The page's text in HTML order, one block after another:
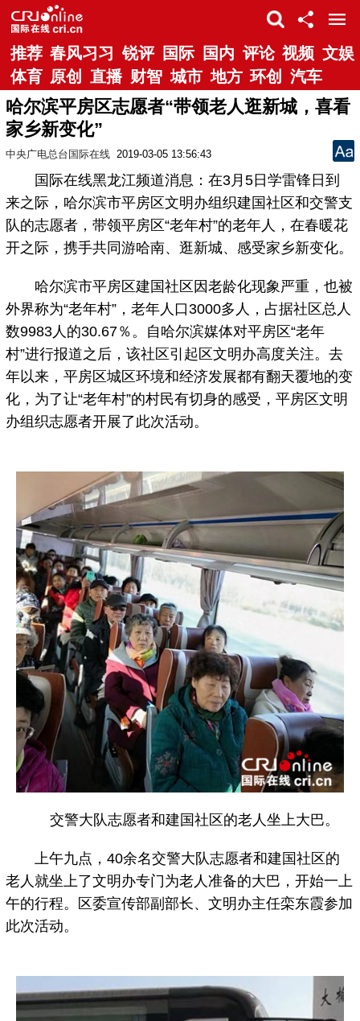
推荐 春风习习 锐评 国际 国内 评论 视频 文娱
体育 原创 直播 财智 城市 地方 环创 汽车
哈尔滨平房区志愿者“带领老人逛新城，喜看
家乡新变化”
中央广电总台国际在线 2019-03-05 13:56:43
国际在线黑龙江频道消息：在3月5日学雷锋日到
来之际，哈尔滨市平房区文明办组织建国社区和交警支
队的志愿者，带领平房区“老年村”的老年人，在春暖花
开之际，携手共同游哈南、逛新城、感受家乡新变化。
哈尔滨市平房区建国社区因老龄化现象严重，也被
外界称为“老年村”，老年人口3000多人，占据社区总人
数9983人的30.67％。自哈尔滨媒体对平房区“老年
村”进行报道之后，该社区引起区文明办高度关注。去
年以来，平房区城区环境和经济发展都有翻天覆地的变
化，为了让“老年村”的村民有切身的感受，平房区文明
办组织志愿者开展了此次活动。
交警大队志愿者和建国社区的老人坐上大巴。
上午九点，40余名交警大队志愿者和建国社区的
老人就坐上了文明办专门为老人准备的大巴，开始一上
午的行程。区委宣传部副部长、文明办主任栾东霞参加
此次活动。